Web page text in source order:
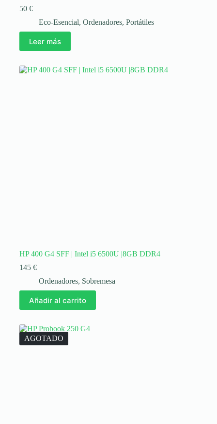
50 €
Eco-Esencial, Ordenadores, Portátiles
Leer más
HP 400 G4 SFF | Intel i5 6500U |8GB DDR4
145 €
Ordenadores, Sobremesa
Añadir al carrito
AGOTADO